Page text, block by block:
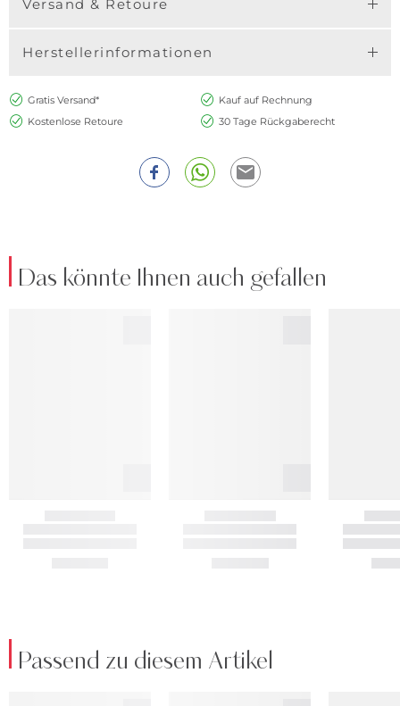
Versand & Retoure
Herstellerinformationen
Gratis Versand*
Kauf auf Rechnung
Kostenlose Retoure
30 Tage Rückgaberecht
Das könnte Ihnen auch gefallen
Passend zu diesem Artikel